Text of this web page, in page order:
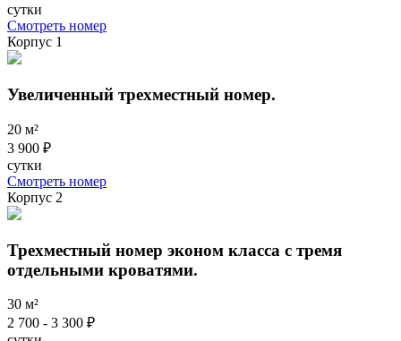
сутки
Смотреть номер
Корпус 1
Увеличенный трехместный номер.
20 м²
3 900 ₽
сутки
Смотреть номер
Корпус 2
Трехместный номер эконом класса с тремя
отдельными кроватями.
30 м²
2 700 - 3 300 ₽